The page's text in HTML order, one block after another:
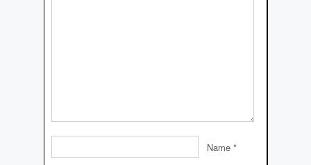
Name *